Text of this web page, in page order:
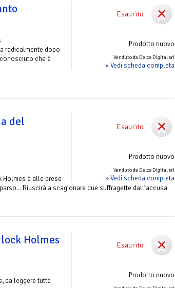
Esaurito
Prodotto nuovo
Venduto da Delos Digital srl
» Vedi scheda completa
radicalmente dopo
che è
Esaurito
Prodotto nuovo
Venduto da Delos Digital srl
» Vedi scheda completa
del
è alle prese
Riuscirà a scagionare due suffragette dall’accusa
Esaurito
Prodotto nuovo
Holmes
da leggere tutte